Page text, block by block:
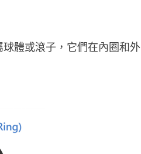
體或滾子，它們在內圈和外